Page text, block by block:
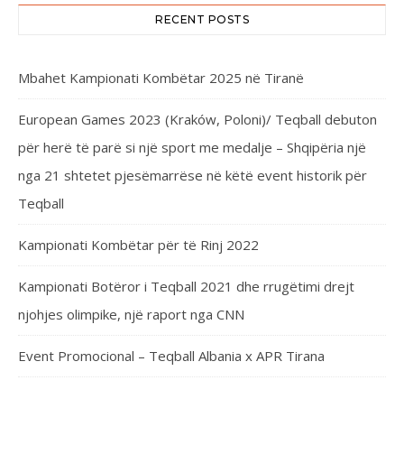
RECENT POSTS
Mbahet Kampionati Kombëtar 2025 në Tiranë
European Games 2023 (Kraków, Poloni)/ Teqball debuton
për herë të parë si një sport me medalje – Shqipëria një
nga 21 shtetet pjesëmarrëse në këtë event historik për
Teqball
Kampionati Kombëtar për të Rinj 2022
Kampionati Botëror i Teqball 2021 dhe rrugëtimi drejt
njohjes olimpike, një raport nga CNN
Event Promocional – Teqball Albania x APR Tirana